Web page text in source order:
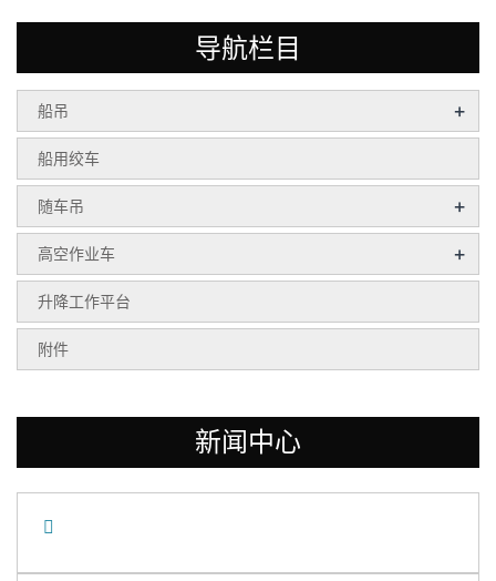
导航栏目
船吊 +
船用绞车
随车吊 +
高空作业车 +
升降工作平台
附件
新闻中心